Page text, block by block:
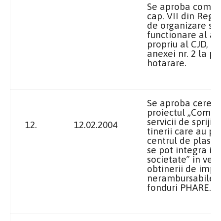
Se aproba
cap. VII din
de organizare si
functionare al
propriu al CJD,
anexei nr. 2 la
hotarare.
12. 12.02.2004
Se aproba
proiectul
servicii de sprijin
tinerii care au
centrul de
se pot integra in
societate” in
obtinerii de
nerambursabile
fonduri PHARE.